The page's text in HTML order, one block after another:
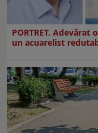
PORTRET.
un acuarelist